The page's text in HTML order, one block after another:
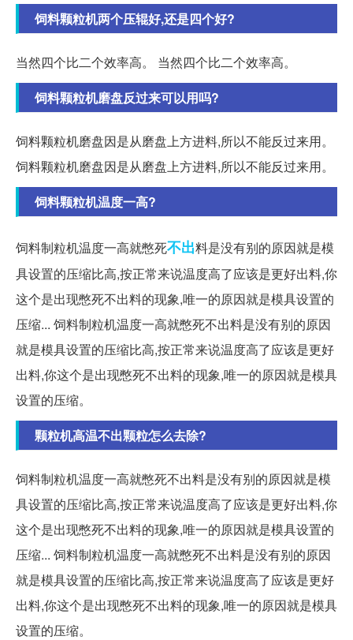
饲料颗粒机两个压辊好,还是四个好?
当然四个比二个效率高。 当然四个比二个效率高。
饲料颗粒机磨盘反过来可以用吗?
饲料颗粒机磨盘因是从磨盘上方进料,所以不能反过来用。
饲料颗粒机磨盘因是从磨盘上方进料,所以不能反过来用。
饲料颗粒机温度一高?
饲料制粒机温度一高就憋死不出料是没有别的原因就是模
具设置的压缩比高,按正常来说温度高了应该是更好出料,你
这个是出现憋死不出料的现象,唯一的原因就是模具设置的
压缩... 饲料制粒机温度一高就憋死不出料是没有别的原因
就是模具设置的压缩比高,按正常来说温度高了应该是更好
出料,你这个是出现憋死不出料的现象,唯一的原因就是模具
设置的压缩。
颗粒机高温不出颗粒怎么去除?
饲料制粒机温度一高就憋死不出料是没有别的原因就是模
具设置的压缩比高,按正常来说温度高了应该是更好出料,你
这个是出现憋死不出料的现象,唯一的原因就是模具设置的
压缩... 饲料制粒机温度一高就憋死不出料是没有别的原因
就是模具设置的压缩比高,按正常来说温度高了应该是更好
出料,你这个是出现憋死不出料的现象,唯一的原因就是模具
设置的压缩。